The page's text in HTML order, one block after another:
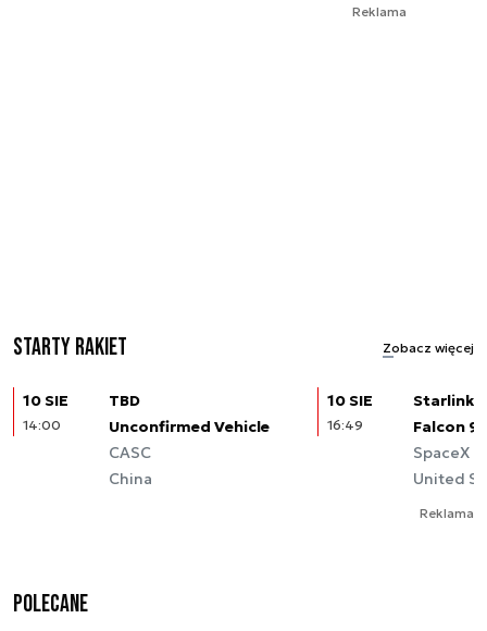
Reklama
Starty rakiet Zobacz więcej
10 SIE
14:00
TBD
Unconfirmed Vehicle
CASC
China
10 SIE
16:49
Starlink
Falcon 9
SpaceX
United
Reklama
Polecane